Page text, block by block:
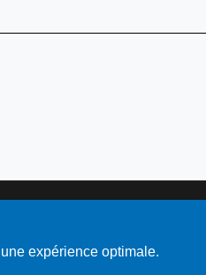
expérience optimale.